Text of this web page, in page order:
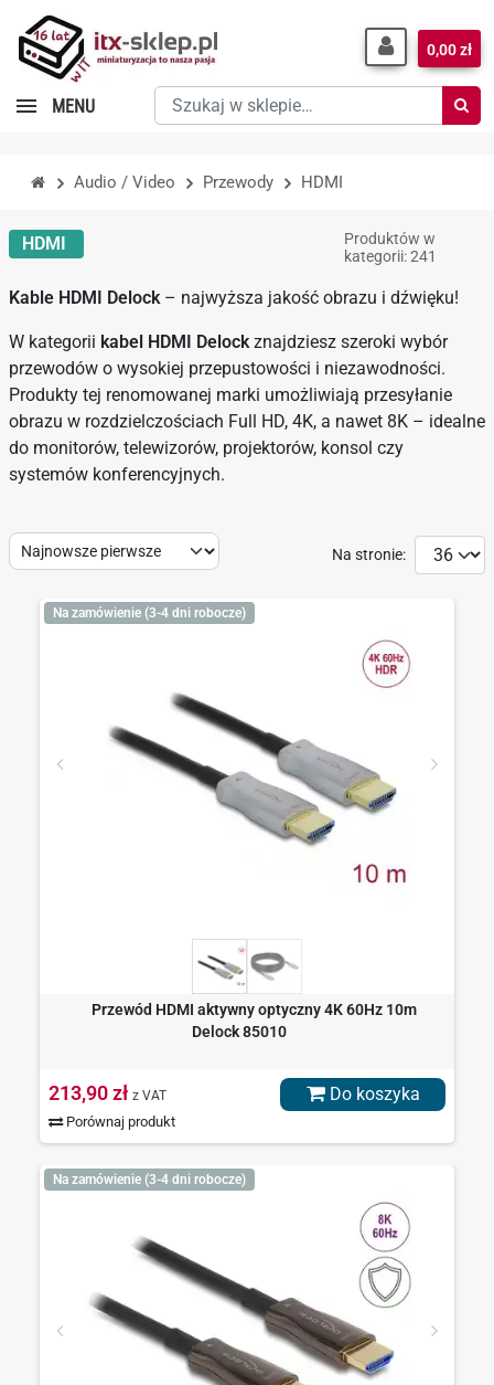
Szukaj
w
0,00 zł
MENU
Audio / Video Przewody HDMI
HDMI
Produktów w
kategorii: 241
Kable HDMI Delock – najwyższa jakość obrazu i dźwięku!
W kategorii kabel HDMI Delockznajdziesz szeroki wybór
przewodów o wysokiej przepustowości i niezawodności.
Produkty tej renomowanej marki umożliwiają przesyłanie
obrazu w rozdzielczościach Full HD, 4K, a nawet 8K – idealne
do monitorów, telewizorów, projektorów, konsol czy
systemów konferencyjnych.
Sort
Na stronie:
Na zamówienie (3-4 dni robocze)
Przewód HDMI aktywny optyczny 4K 60Hz 10m
Delock 85010
213,90 zł z VAT
Porównaj produkt
Do koszyka
Na zamówienie (3-4 dni robocze)